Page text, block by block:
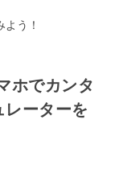
う！
ホでカンタ
ーターを